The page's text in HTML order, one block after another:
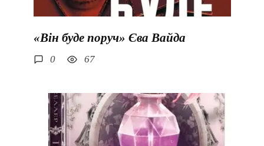
«Він буде поруч» Єва Вайда
0 67